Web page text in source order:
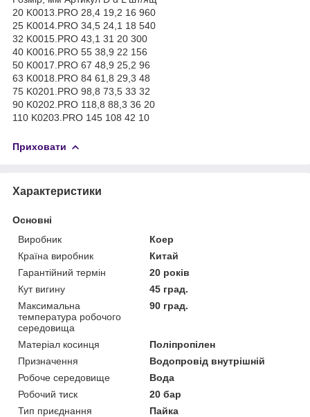
20 K0013.PRO 28,4 19,2 16 960
25 K0014.PRO 34,5 24,1 18 540
32 K0015.PRO 43,1 31 20 300
40 K0016.PRO 55 38,9 22 156
50 K0017.PRO 67 48,9 25,2 96
63 K0018.PRO 84 61,8 29,3 48
75 K0201.PRO 98,8 73,5 33 32
90 K0202.PRO 118,8 88,3 36 20
110 K0203.PRO 145 108 42 10
Приховати
Характеристики
Основні
Виробник
Коер
Країна виробник
Китай
Гарантійний термін
20 років
Кут вигину
45 град.
Максимальна
температура робочого
середовища
90 град.
Матеріал косинця
Поліпропілен
Призначення
Водопровід внутрішній
Робоче середовище
Вода
Робочий тиск
20 бар
Тип приєднання
Пайка